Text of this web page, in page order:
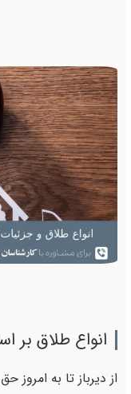
انواع طلاق بر
از دیرباز تا به امروز